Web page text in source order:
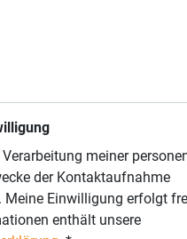
meiner
der Kontaktaufnahme
Meine Einwilligung erfolgt
enthält unsere